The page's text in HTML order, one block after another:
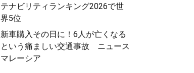
テナビリティランキング2026で世
界5位
新車購入その日に！6人が亡くなる
という痛ましい交通事故 ニュース
マレーシア